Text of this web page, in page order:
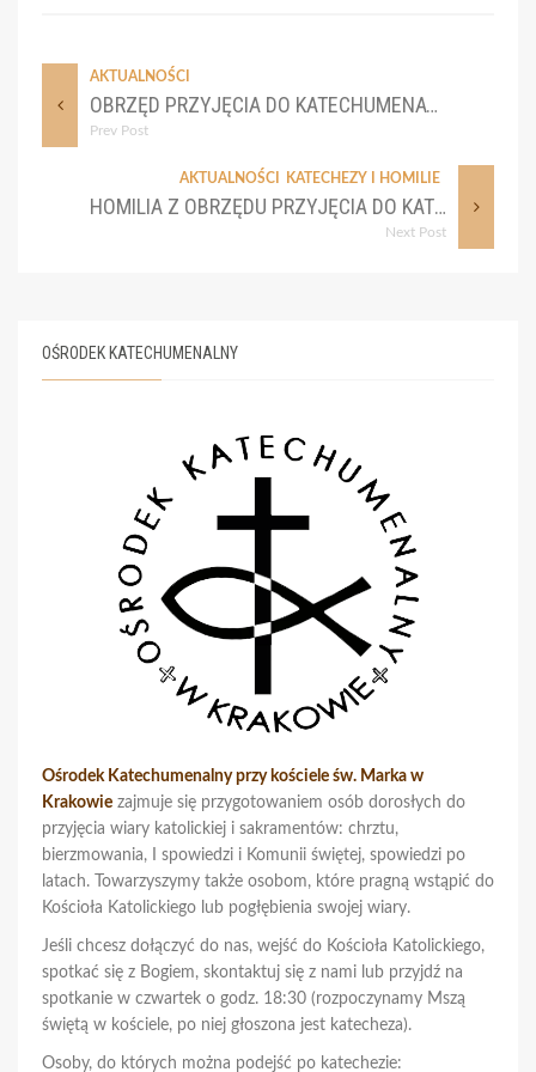
AKTUALNOŚCI
OBRZĘD PRZYJĘCIA DO KATECHUMENATU – 2 XII 2021
Prev Post
AKTUALNOŚCI KATECHEZY I HOMILIE
HOMILIA Z OBRZĘDU PRZYJĘCIA DO KATECHUMENATU – 2 GRUDNIA 2021 R.
Next Post
OŚRODEK KATECHUMENALNY
Ośrodek Katechumenalny przy kościele św. Marka w
Krakowie zajmuje się przygotowaniem osób dorosłych do
przyjęcia wiary katolickiej i sakramentów: chrztu,
bierzmowania, I spowiedzi i Komunii świętej, spowiedzi po
latach. Towarzyszymy także osobom, które pragną wstąpić do
Kościoła Katolickiego lub pogłębienia swojej wiary.
Jeśli chcesz dołączyć do nas, wejść do Kościoła Katolickiego,
spotkać się z Bogiem, skontaktuj się z nami lub przyjdź na
spotkanie w czwartek o godz. 18:30 (rozpoczynamy Mszą
świętą w kościele, po niej głoszona jest katecheza).
Osoby, do których można podejść po katechezie: